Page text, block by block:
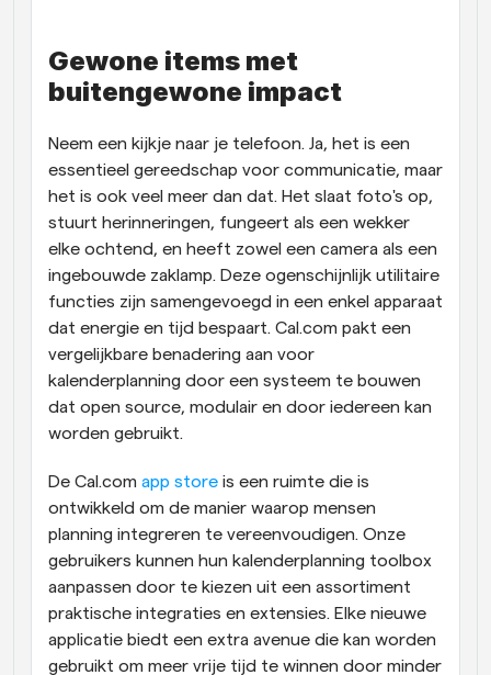
Ontvang een melding wanneer er iets gebeurt
Gewone items met
buitengewone impact
Neem een kijkje naar je telefoon. Ja, het is een
essentieel gereedschap voor communicatie, maar
het is ook veel meer dan dat. Het slaat foto's op,
stuurt herinneringen, fungeert als een wekker
elke ochtend, en heeft zowel een camera als een
ingebouwde zaklamp. Deze ogenschijnlijk utilitaire
functies zijn samengevoegd in een enkel apparaat
dat energie en tijd bespaart. Cal.com pakt een
vergelijkbare benadering aan voor
kalenderplanning door een systeem te bouwen
dat open source, modulair en door iedereen kan
worden gebruikt.
De Cal.com app store is een ruimte die is
ontwikkeld om de manier waarop mensen
planning integreren te vereenvoudigen. Onze
gebruikers kunnen hun kalenderplanning toolbox
aanpassen door te kiezen uit een assortiment
praktische integraties en extensies. Elke nieuwe
applicatie biedt een extra avenue die kan worden
gebruikt om meer vrije tijd te winnen door minder